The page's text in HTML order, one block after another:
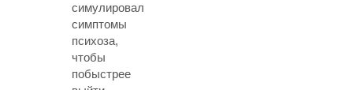
симулировал
симптомы
психоза,
чтобы
побыстрее